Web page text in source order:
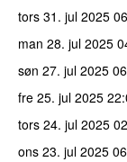
tors 31. jul 2025
man 28. jul 2025
søn 27. jul 2025
fre 25. jul 2025
tors 24. jul 2025
ons 23. jul 2025